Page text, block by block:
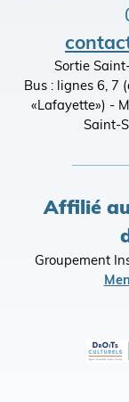
Sortie
Bus : lignes 6, 7
«Lafayette») -
Saint-
Affilié
Groupement